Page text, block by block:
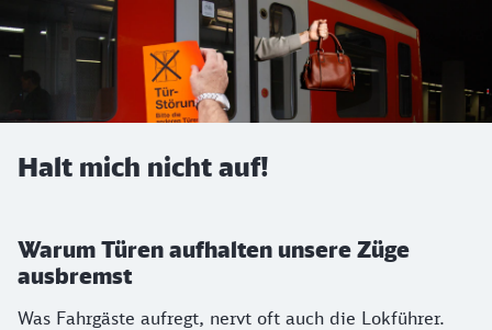
Halt mich nicht auf!
Halt mich nicht auf!
Warum Türen aufhalten unsere Züge
ausbremst
Was Fahrgäste aufregt, nervt oft auch die Lokführer.